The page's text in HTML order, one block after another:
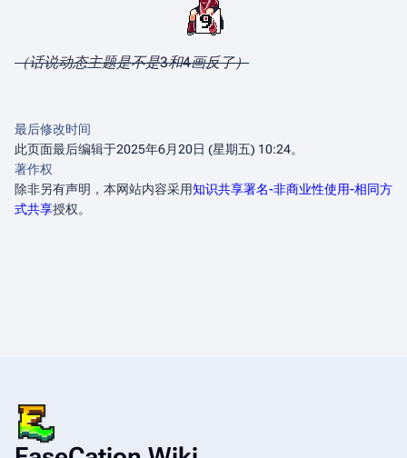
（话说动态主题是不是3和4画反了）
最后修改时间
此页面最后编辑于2025年6月20日 (星期五) 10:24。
著作权
除非另有声明，本网站内容采用知识共享署名-非商业性使用-相同方
式共享授权。